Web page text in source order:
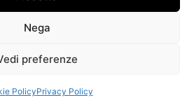
Nega
preferenze
PolicyPrivacy Policy
tutti i diritti riservati